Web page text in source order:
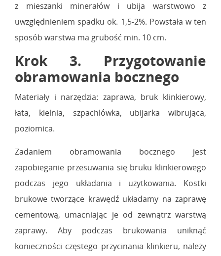
z mieszanki minerałów i ubija warstwowo z
uwzględnieniem spadku ok. 1,5-2%. Powstała w ten
sposób warstwa ma grubość min. 10 cm.
Krok 3. Przygotowanie
obramowania bocznego
Materiały i narzędzia: zaprawa, bruk klinkierowy,
łata, kielnia, szpachlówka, ubijarka wibrująca,
poziomica.
Zadaniem obramowania bocznego jest
zapobieganie przesuwania się bruku klinkierowego
podczas jego układania i użytkowania. Kostki
brukowe tworzące krawędź układamy na zaprawę
cementową, umacniając je od zewnątrz warstwą
zaprawy. Aby podczas brukowania uniknąć
konieczności częstego przycinania klinkieru, należy